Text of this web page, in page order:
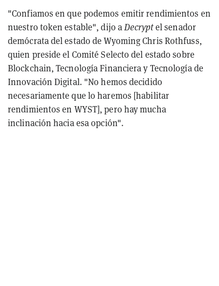
"Confiamos en que podemos emitir rendimientos en
nuestro token estable", dijo aDecryptel senador
demócrata del estado de Wyoming Chris Rothfuss,
quien preside el Comité Selecto del estado sobre
Blockchain, Tecnología Financiera y Tecnología de
Innovación Digital. "No hemos decidido
necesariamente que lo haremos [habilitar
rendimientos en WYST], pero hay mucha
inclinación hacia esa opción".